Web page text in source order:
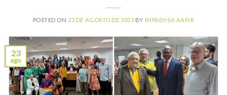
POSTED ON 23 DE AGOSTO DE 2023 BY IMPRENSA AAPJR
23
ago